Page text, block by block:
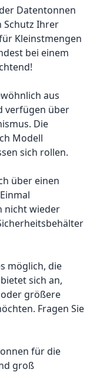
Datentonnen
Schutz Ihrer
Kleinstmengen
bei einem
aus
verfügen über
Die
Modell
sich rollen.
über einen
nicht wieder
möglich, die
sich an,
größere
Fragen Sie